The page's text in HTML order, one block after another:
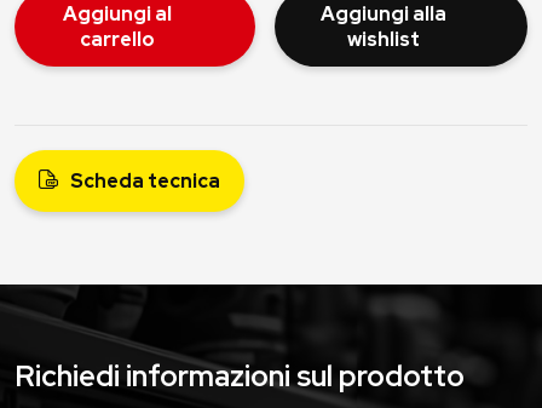
Aggiungi al
carrello
Aggiungi alla
wishlist
Scheda tecnica
Richiedi informazioni sul prodotto